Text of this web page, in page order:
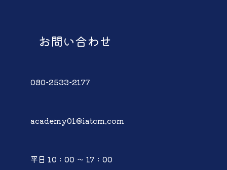
お問い合わせ
080-2533-2177
academy01@iatcm.com
平日 10：00 ～ 17：00